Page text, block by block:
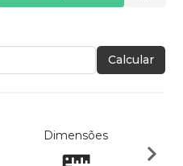
Calcular
Dimensões